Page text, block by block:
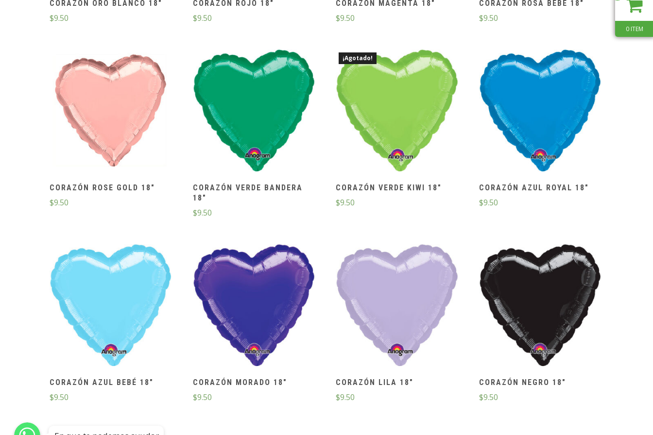
CORAZÓN ORO BLANCO 18″
$9.50
CORAZÓN ROJO 18″
$9.50
CORAZÓN MAGENTA 18″
$9.50
CORAZÓN ROSA BEBÉ 18″
$9.50
CORAZÓN ROSE GOLD 18″
$9.50
CORAZÓN VERDE BANDERA
18″
$9.50
¡Agotado!
CORAZÓN VERDE KIWI 18″
$9.50
CORAZÓN AZUL ROYAL 18″
$9.50
CORAZÓN AZUL BEBÉ 18″
$9.50
CORAZÓN MORADO 18″
$9.50
CORAZÓN LILA 18″
$9.50
CORAZÓN NEGRO 18″
$9.50
0 ITEM